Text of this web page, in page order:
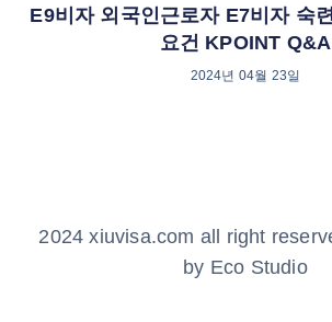
E9비자 외국인근로자 E7비자 숙
요건 KPOINT Q&A
2024년 04월 23일
2024 xiuvisa.com all right
by Eco Studio